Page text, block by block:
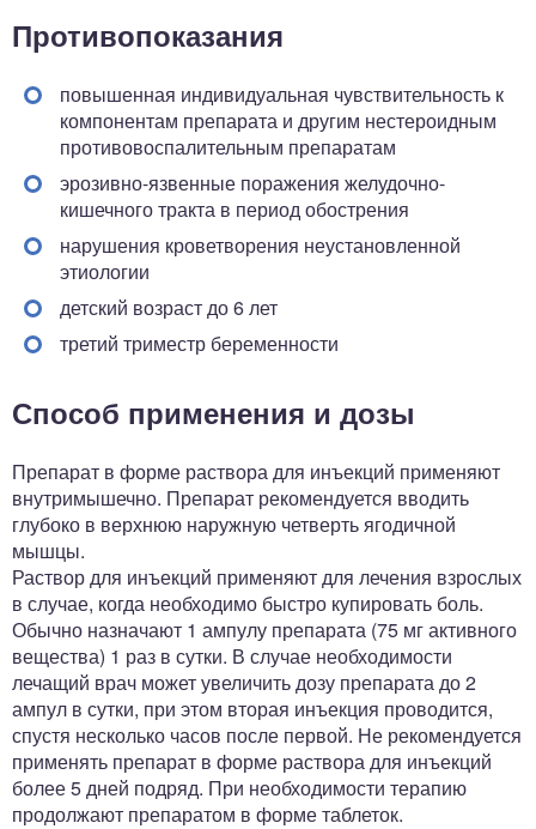
Противопоказания
повышенная индивидуальная чувствительность к
компонентам препарата и другим нестероидным
противовоспалительным препаратам
эрозивно-язвенные поражения желудочно-
кишечного тракта в период обострения
нарушения кроветворения неустановленной
этиологии
детский возраст до 6 лет
третий триместр беременности
Способ применения и дозы
Препарат в форме раствора для инъекций применяют
внутримышечно. Препарат рекомендуется вводить
глубоко в верхнюю наружную четверть ягодичной
мышцы.
Раствор для инъекций применяют для лечения взрослых
в случае, когда необходимо быстро купировать боль.
Обычно назначают 1 ампулу препарата (75 мг активного
вещества) 1 раз в сутки. В случае необходимости
лечащий врач может увеличить дозу препарата до 2
ампул в сутки, при этом вторая инъекция проводится,
спустя несколько часов после первой. Не рекомендуется
применять препарат в форме раствора для инъекций
более 5 дней подряд. При необходимости терапию
продолжают препаратом в форме таблеток.